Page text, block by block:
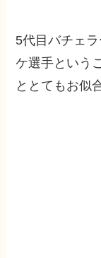
5代目バチェ
ケ選手という
ととてもお似